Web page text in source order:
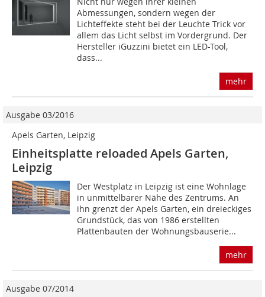
Abmessungen, sondern wegen der
Lichteffekte steht bei der Leuchte Trick vor
allem das Licht selbst im Vordergrund. Der
Hersteller iGuzzini bietet ein LED-Tool,
dass...
mehr
Ausgabe 03/2016
Apels Garten, Leipzig
Einheitsplatte reloaded Apels Garten,
Leipzig
Der Westplatz in Leipzig ist eine Wohnlage
in unmittelbarer Nähe des Zentrums. An
ihn grenzt der Apels Garten, ein dreieckiges
Grundstück, das von 1986 erstellten
Plattenbauten der Wohnungsbauserie...
mehr
Ausgabe 07/2014